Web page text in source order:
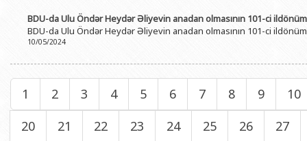
BDU-da Ulu Öndər Heydər Əliyevin anadan olmasının 101-ci
BDU-da Ulu Öndər Heydər Əliyevin anadan olmasının 101-ci
10/05/2024
1 2 3 4 5 6 7 8 9
10
20
21 22 23 24 25 26
27